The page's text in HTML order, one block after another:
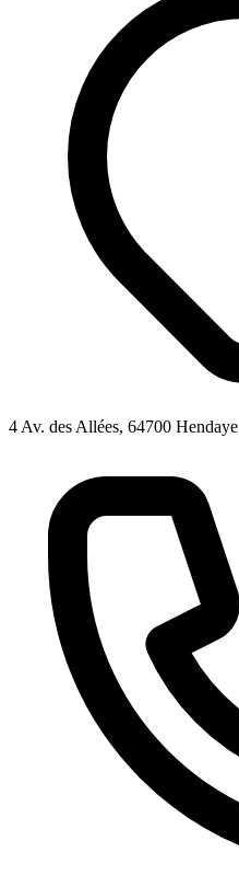
4 Av. des Allées, 64700 Hendaye